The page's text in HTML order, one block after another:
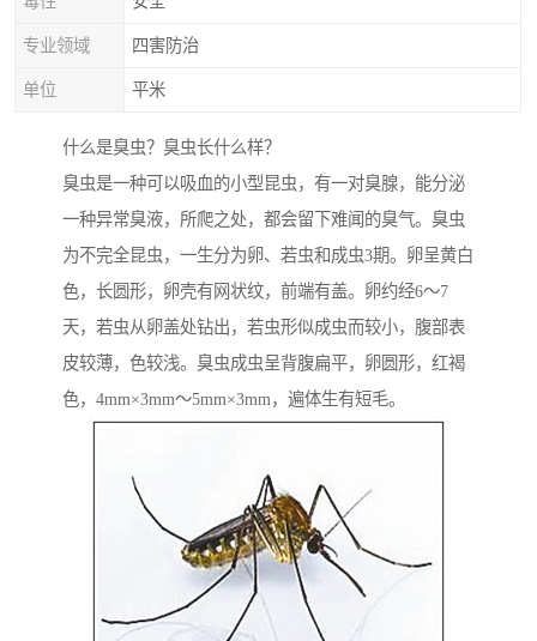
专业领域 四害防治
单位 平米
什么是臭虫？臭虫长什么样？
臭虫是一种可以吸血的小型昆虫，有一对臭腺，能分泌
一种异常臭液，所爬之处，都会留下难闻的臭气。臭虫
为不完全昆虫，一生分为卵、若虫和成虫3期。卵呈黄白
色，长圆形，卵壳有网状纹，前端有盖。卵约经6～7
天，若虫从卵盖处钻出，若虫形似成虫而较小，腹部表
皮较薄，色较浅。臭虫成虫呈背腹扁平，卵圆形，红褐
色，4mm×3mm～5mm×3mm，遍体生有短毛。